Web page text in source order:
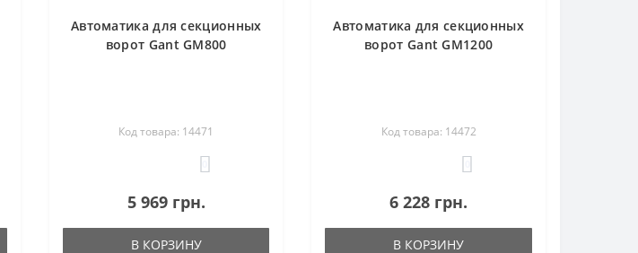
Автоматика для секционных
ворот Gant GM800
Код товара: 14471
5 969 грн.
В КОРЗИНУ
Автоматика для секционных
ворот Gant GM1200
Код товара: 14472
6 228 грн.
В КОРЗИНУ